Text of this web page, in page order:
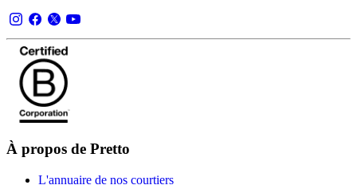
À propos de Pretto
L'annuaire de nos courtiers